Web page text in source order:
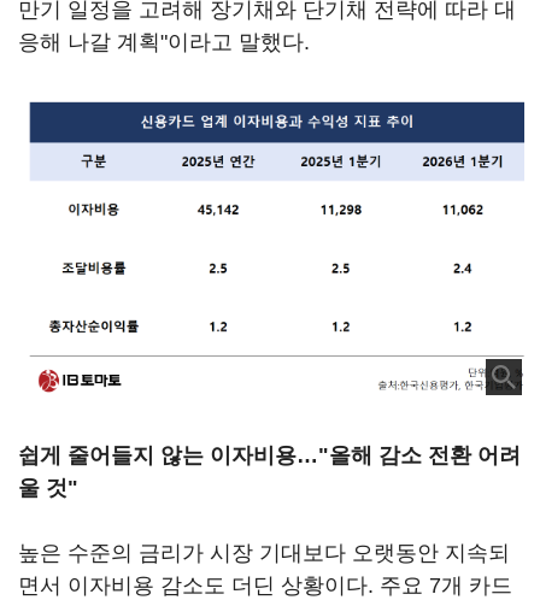
만기 일정을 고려해 장기채와 단기채 전략에 따라 대
응해 나갈 계획"이라고 말했다.
쉽게 줄어들지 않는 이자비용…"올해 감소 전환 어려
울 것"
높은 수준의 금리가 시장 기대보다 오랫동안 지속되
면서 이자비용 감소도 더딘 상황이다. 주요 7개 카드